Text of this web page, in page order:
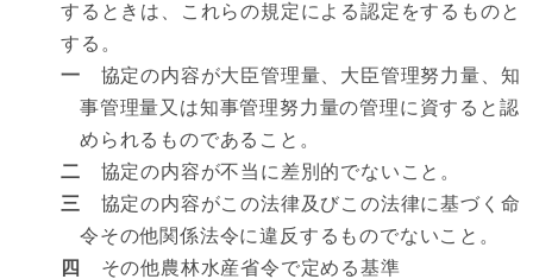
するときは、これらの規定による認定をするものと
する。
一 協定の内容が大臣管理量、大臣管理努力量、知
事管理量又は知事管理努力量の管理に資すると認
められるものであること。
二 協定の内容が不当に差別的でないこと。
三
協定の内容がこの法律及びこの法律に基づく命
令その他関係法令に違反するものでないこと。
四
その他農林水産省令で定める基準